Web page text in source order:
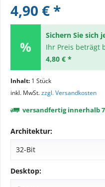
4,90 € *
Sichern Sie sich
Ihr Preis beträgt
4,80 € *
Inhalt: 1 Stück
inkl. MwSt.zzgl. Versandkosten
versandfertig innerhalb
Architektur:
Desktop: